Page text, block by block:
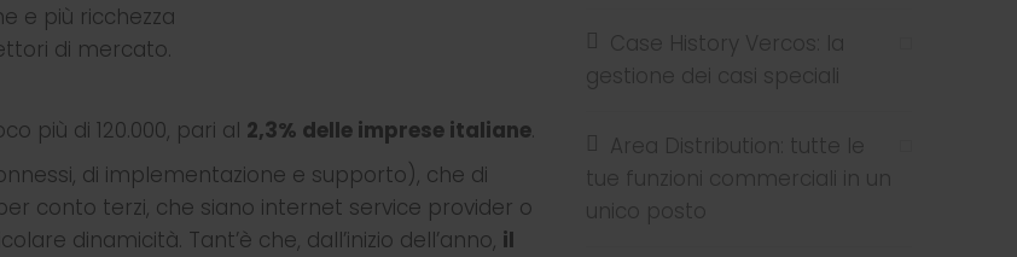
e più ricchezza
di mercato.
più di 120.000, pari al 2,3% delle imprese italiane.
di implementazione e supporto), che di
conto terzi, che siano internet service provider o
dinamicità. Tant’è che, dall’inizio dell’anno, il
Case History Vercos: la
gestione dei casi speciali
Area Distribution: tutte le
tue funzioni commerciali in un
unico posto